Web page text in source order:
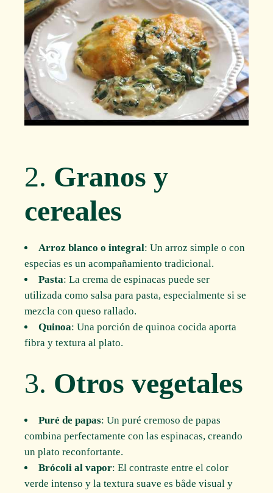
2. Granos y
cereales
Arroz blanco o integral: Un arroz simple o con
especias es un acompañamiento tradicional.
Pasta: La crema de espinacas puede ser
utilizada como salsa para pasta, especialmente si se
mezcla con queso rallado.
Quinoa: Una porción de quinoa cocida aporta
fibra y textura al plato.
3. Otros vegetales
Puré de papas: Un puré cremoso de papas
combina perfectamente con las espinacas, creando
un plato reconfortante.
Brócoli al vapor: El contraste entre el color
verde intenso y la textura suave es både visual y